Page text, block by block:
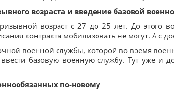
возраста и введение базовой
возраст с 27 до 25 лет. До этого
контракта мобилизовать не могут. А с
военной службы, которой во время
ввести базовую военную службу. Тут уже и
по-новому